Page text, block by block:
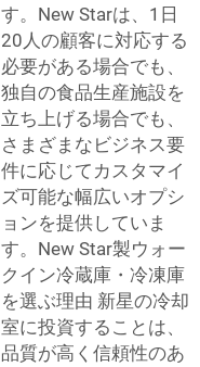
す。New Starは、1日
20人の顧客に対応する
必要がある場合でも、
独自の食品生産施設を
立ち上げる場合でも、
さまざまなビジネス要
件に応じてカスタマイ
ズ可能な幅広いオプシ
ョンを提供していま
す。New Star製ウォー
クイン冷蔵庫・冷凍庫
を選ぶ理由 新星の冷却
室に投資することは、
品質が高く信頼性のあ